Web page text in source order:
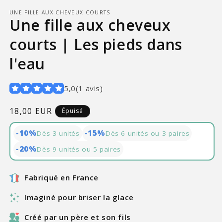
UNE FILLE AUX CHEVEUX COURTS
Une fille aux cheveux
courts | Les pieds dans
l'eau
5,0(1 avis)
Prix
habituel
18,00 EUR Épuisé
-10%Dès 3 unités -15%Dès 6 unités ou 3 paires
-20%Dès 9 unités ou 5 paires
Fabriqué en France
Imaginé pour briser la glace
Créé par un père et son fils